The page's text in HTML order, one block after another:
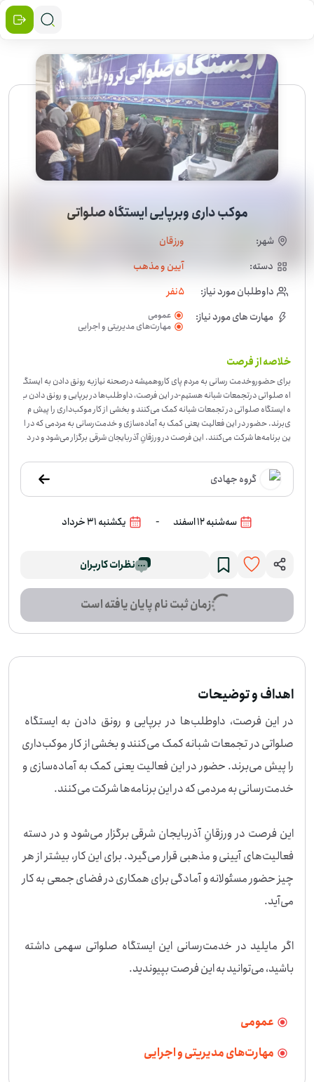
موکب داری وبرپایی ایستگاه صلواتی
شهر:
ورزقان
دسته:
آیین و مذهب
داوطلبان مورد نیاز:
5نفر
مهارت های مورد نیاز:
عمومی
مهارت‌های مدیریتی و اجرایی
خلاصه از فرصت
برای حضوروخدمت رسانی به مردم پای کاروهمیشه درصحنه نیازبه رونق دادن به ایستگ
اه صلواتی درتجمعات شبانه هستیم-در این فرصت، داوطلب‌ها در برپایی و رونق دادن ب
ه ایستگاه صلواتی در تجمعات شبانه کمک می‌کنند و بخشی از کار موکب‌داری را پیش م
ی‌برند. حضور در این فعالیت یعنی کمک به آماده‌سازی و خدمت‌رسانی به مردمی که در ا
ین برنامه‌ها شرکت می‌کنند. این فرصت در ورزقانِ آذربایجان شرقی برگزار می‌شود و در د
لانه و آمادگی برای همکاری در فضای جمعی به کار می‌آید. اگر مایلید در خدمت‌رسانی ای
ن ایستگاه صلواتی سهمی داشته باشید، می‌توانید به این فرصت بپیوندید.
گروه جهادی
سه‌شنبه 12 اسفند - یکشنبه 31 خرداد
نظرات کاربران
زمان ثبت نام پایان یافته است
اهداف و توضیحات
در این فرصت، داوطلب‌ها در برپایی و رونق دادن به ایستگاه
صلواتی در تجمعات شبانه کمک می‌کنند و بخشی از کار موکب‌داری
را پیش می‌برند. حضور در این فعالیت یعنی کمک به آماده‌سازی و
این فرصت در ورزقانِ آذربایجان شرقی برگزار می‌شود و در دسته
فعالیت‌های آیینی و مذهبی قرار می‌گیرد. برای این کار، بیشتر از هر
چیز حضور مسئولانه و آمادگی برای همکاری در فضای جمعی به کار
اگر مایلید در خدمت‌رسانی این ایستگاه صلواتی سهمی داشته
باشید، می‌توانید به این فرصت بپیوندید.
عمومی
مهارت‌های مدیریتی و اجرایی